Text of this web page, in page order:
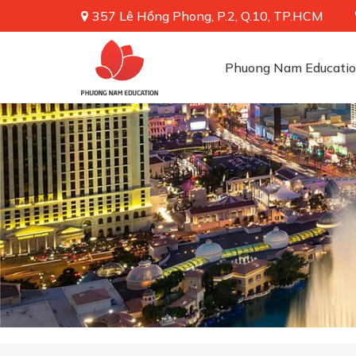
357 Lê Hồng Phong, P.2, Q.10, TP.HCM
Phuong Nam